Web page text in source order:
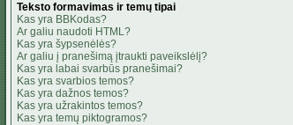
Teksto formavimas ir temų tipai
Kas yra BBKodas?
Ar galiu naudoti HTML?
Kas yra šypsenėlės?
Ar galiu į pranešimą įtraukti paveikslėlį?
Kas yra labai svarbūs pranešimai?
Kas yra svarbios temos?
Kas yra dažnos temos?
Kas yra užrakintos temos?
Kas yra temų piktogramos?